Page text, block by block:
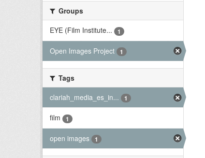
Groups
EYE (Film Institute...
1
Open Images Project 1
Tags
clariah_media_es_in...
1
film 1
open images 1